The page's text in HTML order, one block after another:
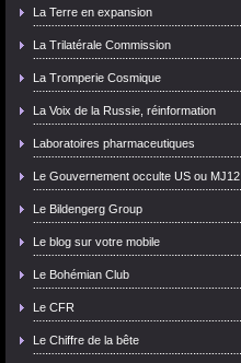
La Terre en expansion
La Trilatérale Commission
La Tromperie Cosmique
La Voix de la Russie, réinformation
Laboratoires pharmaceutiques
Le Gouvernement occulte US ou MJ12
Le Bildengerg Group
Le blog sur votre mobile
Le Bohémian Club
Le CFR
Le Chiffre de la bête